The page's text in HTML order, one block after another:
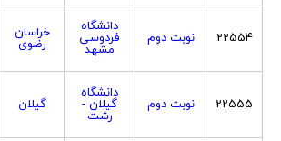
22554 نوبت دوم
دانشگاه
فردوسی
مشهد
خراسان
رضوی
22555 نوبت دوم
دانشگاه
گیلان -
رشت
گیلان